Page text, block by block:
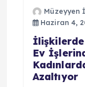
Müzeyyen
Haziran 4,
İlişkilerde
Ev
Azaltıyor